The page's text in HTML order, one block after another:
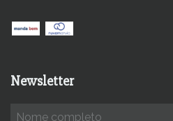
Newsletter